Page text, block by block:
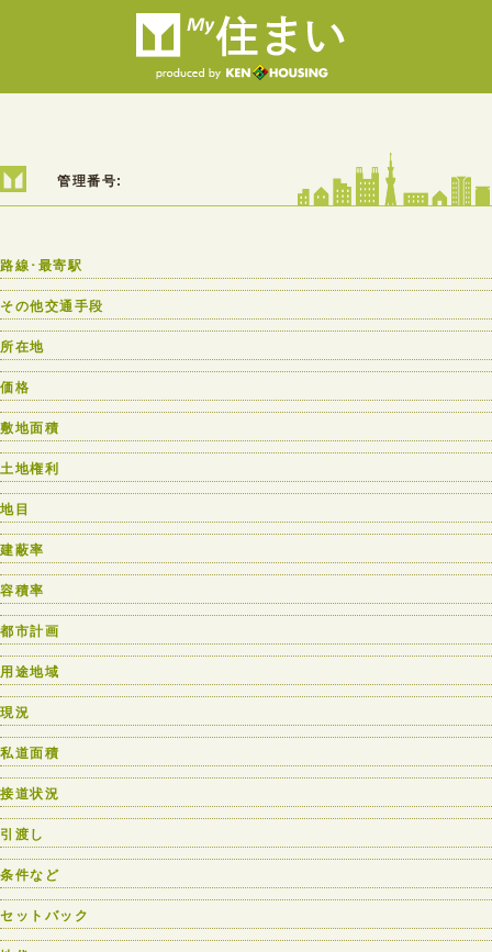
管理番号:
路線･最寄駅
その他交通手段
所在地
価格
敷地面積
土地権利
地目
建蔽率
容積率
都市計画
用途地域
現況
私道面積
接道状況
引渡し
条件など
セットバック